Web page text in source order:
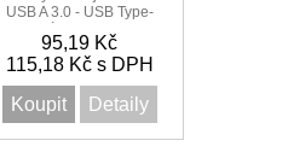
USB A 3.0 - USB Type-
C. Nový konektor USB-
C (Type-C) umožňuje
přenos dat rychlostí až
5Gbps. Díky technologii
USB-C je kabel
schopen dodávat
95,19 Kč
115,18 Kč s DPH
Koupit
Detaily